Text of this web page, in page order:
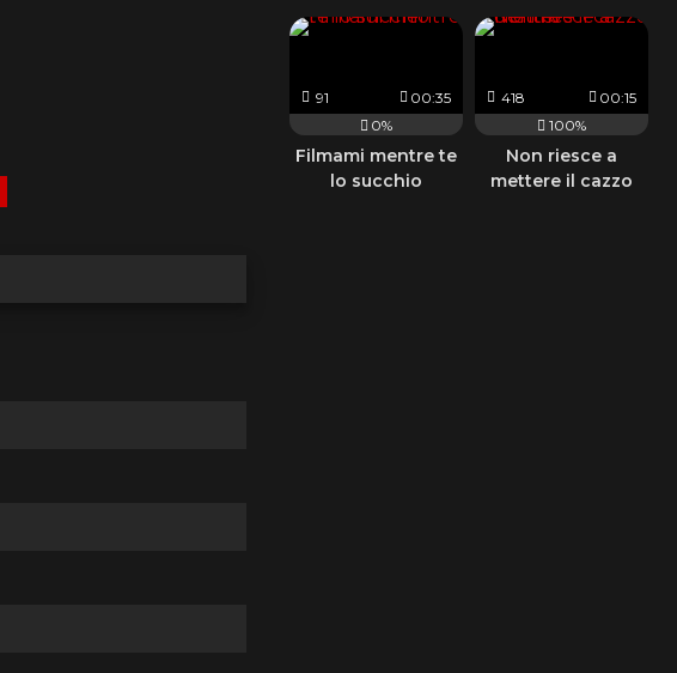
spalma lo sperma
91
00:35
0%
Filmami mentre te
lo succhio
418
00:15
100%
Non riesce a
mettere il cazzo